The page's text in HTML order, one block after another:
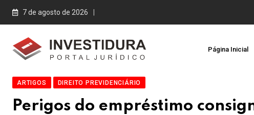
Skip
7 de agosto de 2026
Página Inicial
ARTIGOS DIREITO PREVIDENCIÁRIO
Perigos do empréstimo